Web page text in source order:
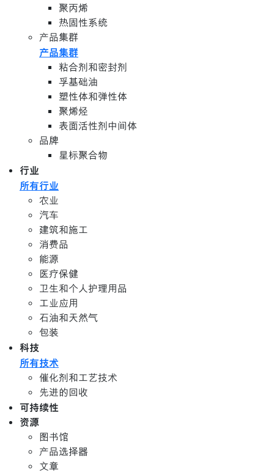
聚丙烯
热固性系统
产品集群
产品集群
粘合剂和密封剂
孚基础油
塑性体和弹性体
聚烯烃
表面活性剂中间体
品牌
星标聚合物
行业
所有行业
农业
汽车
建筑和施工
消费品
能源
医疗保健
卫生和个人护理用品
工业应用
石油和天然气
包装
科技
所有技术
催化剂和工艺技术
先进的回收
可持续性
资源
图书馆
产品选择器
文章